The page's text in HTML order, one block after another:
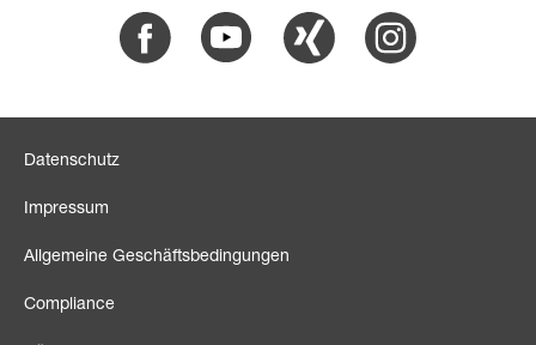
Facebook Youtube Xing Instagram
Datenschutz
Impressum
Allgemeine Geschäftsbedingungen
Compliance